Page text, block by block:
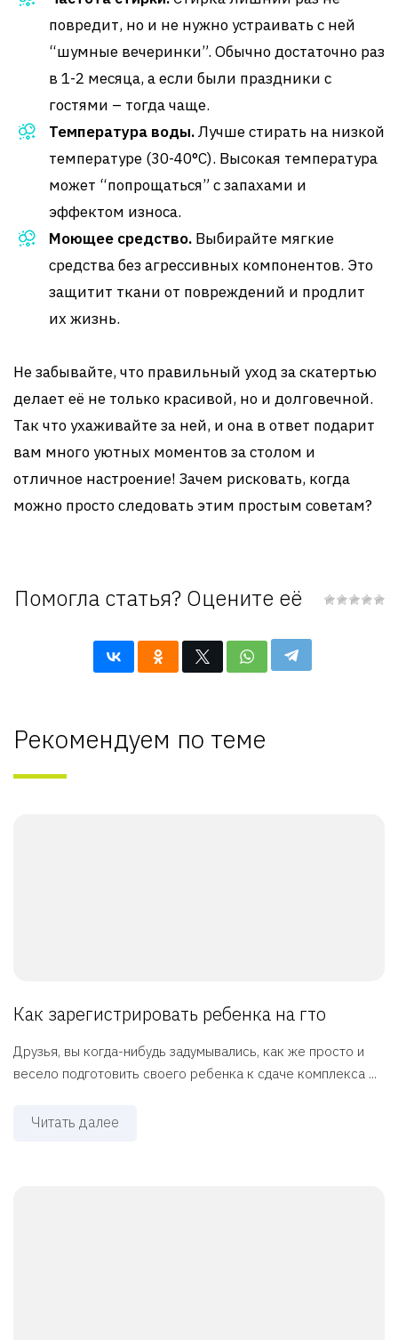
повредит, но и не нужно устраивать с ней
“шумные вечеринки”. Обычно достаточно раз
в 1-2 месяца, а если были праздники с
гостями – тогда чаще.
Температура воды.Лучше стирать на низкой
температуре (30-40°C). Высокая температура
может “попрощаться” с запахами и
эффектом износа.
Моющее средство. Выбирайте мягкие
средства без агрессивных компонентов. Это
защитит ткани от повреждений и продлит
их жизнь.
Не забывайте, что правильный уход за скатертью
делает её не только красивой, но и долговечной.
Так что ухаживайте за ней, и она в ответ подарит
вам много уютных моментов за столом и
отличное настроение! Зачем рисковать, когда
можно просто следовать этим простым советам?
Помогла статья? Оцените её
Рекомендуем по теме
Как зарегистрировать ребенка на гто
Друзья, вы когда-нибудь задумывались, как же просто и
весело подготовить своего ребенка к сдаче комплекса ...
Читать далее